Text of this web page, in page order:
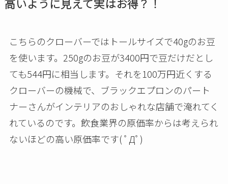
高いように見えて実はお得？！
こちらのクローバーではトールサイズで40gのお豆
を使います。250gのお豆が3400円で豆だけだとし
ても544円に相当します。それを100万円近くする
クローバーの機械で、ブラックエプロンのパート
ナーさんがインテリアのおしゃれな店舗で淹れてく
れているのです。飲食業界の原価率からは考えられ
ないほどの高い原価率です( ﾟДﾟ)